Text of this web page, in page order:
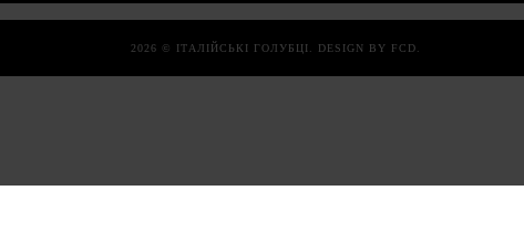
2026 © ІТАЛІЙСЬКІ ГОЛУБЦІ DESIGN BY FCD